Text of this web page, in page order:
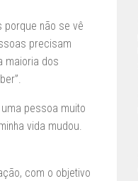
porque não se vê
precisam
maioria dos
pessoa muito
vida mudou.
com o objetivo